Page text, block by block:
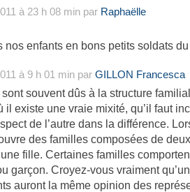
à 23 h 08 min par Raphaëlle
nos enfants en bons petits soldats
à 9 h 01 min par GILLON Francesca
souvent dûs à la structure
il existe une vraie mixité, qu’il faut
de l’autre dans la différence.
des familles composées de
fille. Certaines familles
garçon. Croyez-vous vraiment
auront la même opinion des